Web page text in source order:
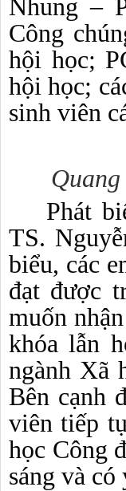
Nhung –
Công
hội học;
hội học;
sinh viên
Phát
TS.
biểu, các
đạt được
muốn
khóa lẫn
ngành Xã
Bên cạnh
viên tiếp
học Công
sáng và có